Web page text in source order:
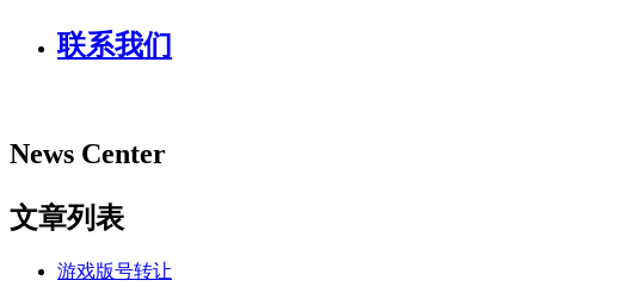
联系我们
News Center
文章列表
游戏版号转让